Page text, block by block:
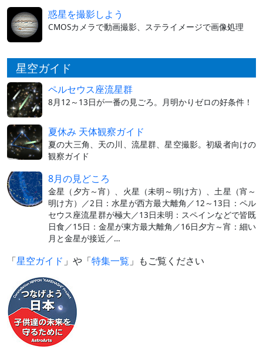
惑星を撮影しよう
CMOSカメラで動画撮影、ステライメージで画像処理
星空ガイド
ペルセウス座流星群
8月12～13日が一番の見ごろ。月明かりゼロの好条件！
夏休み 天体観察ガイド
夏の大三角、天の川、流星群、星空撮影。初級者向けの
観察ガイド
8月の見どころ
金星（夕方～宵）、火星（未明～明け方）、土星（宵～
明け方）／2日：水星が西方最大離角／12～13日：ペル
セウス座流星群が極大／13日未明：スペインなどで皆既
日食／15日：金星が東方最大離角／16日夕方～宵：細い
月と金星が接近／…
「星空ガイド 」や「特集一覧 」もご覧ください